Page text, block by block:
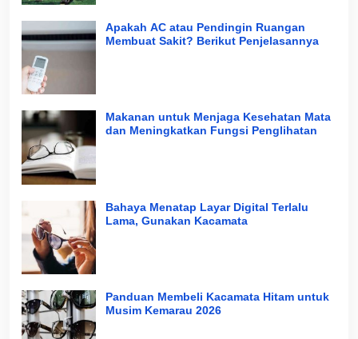
Apakah AC atau Pendingin Ruangan
Membuat Sakit? Berikut Penjelasannya
Makanan untuk Menjaga Kesehatan Mata
dan Meningkatkan Fungsi Penglihatan
Bahaya Menatap Layar Digital Terlalu
Lama, Gunakan Kacamata
Panduan Membeli Kacamata Hitam untuk
Musim Kemarau 2026